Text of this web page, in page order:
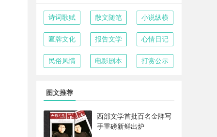
诗词歌赋 散文随笔 小说纵横
匾牌文化 报告文学 心情日记
民俗风情 电影剧本 打赏公示
图文推荐
西部文学首批百名金牌写
手重磅新鲜出炉